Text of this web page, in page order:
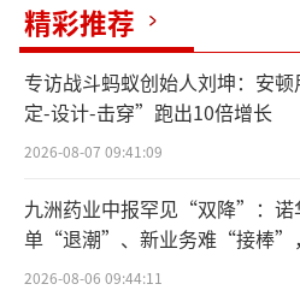
司”。
该项目预计投资金额
油、奶酪、奶制品深加工
配套建设职工宿舍、库房
精彩推荐
专访战斗蚂蚁创始人刘坤：安
定-设计-击穿”跑出10倍增长
2026-08-07 09:41:09
九洲药业中报罕见“双降”：诺
单“退潮”、新业务难“接棒”
难关待闯
2026-08-06 09:44:11